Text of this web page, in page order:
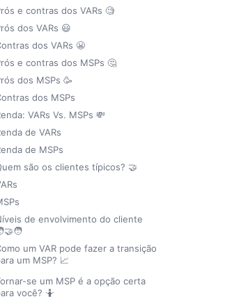
e contras dos VARs 🧐
dos VARs 😃
dos VARs 😬
e contras dos MSPs 🤔
dos MSPs 🥳
dos MSPs
VARs Vs. MSPs 💸
de VARs
de MSPs
são os clientes típicos? 🤝
de envolvimento do cliente
um VAR pode fazer a transição
um MSP? 📈
se um MSP é a opção certa
você? 🤷